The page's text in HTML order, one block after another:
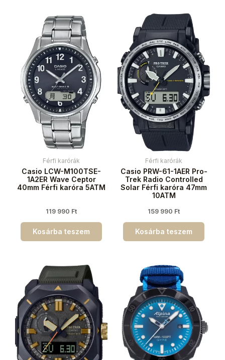
Férfi karórák
Casio LCW-M100TSE-
1A2ER Wave Ceptor
40mm Férfi karóra 5ATM
119 990 Ft
Kosárba teszem
Férfi karórák
Casio PRW-61-1AER Pro-
Trek Radio Controlled
Solar Férfi karóra 47mm
10ATM
159 990 Ft
Kosárba teszem